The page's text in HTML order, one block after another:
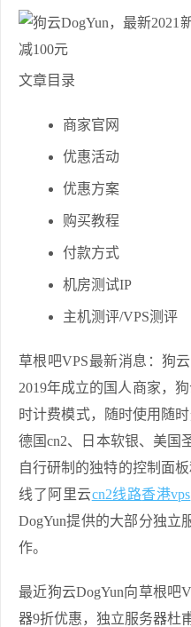
文章目录
商家官网
优惠活动
优惠方案
购买教程
付款方式
机房测试IP
主机测评/VPS测评
草根吧VPS最新消息：狗
2019年成立的国人商家，
时计费模式，随时使用随
德国cn2、日本软银、美国
自行研制的独特的控制面
线了阿里云cn2线路香港vps
DogYun提供的大部分独立
作。
最近狗云DogYun向草根吧
器9折优惠，独立服务器杜